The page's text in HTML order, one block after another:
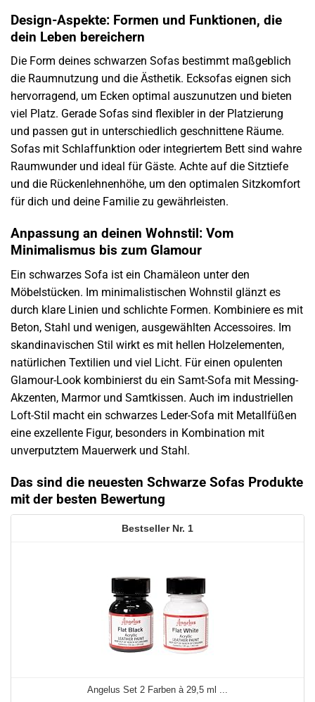
Design-Aspekte: Formen und Funktionen, die
dein Leben bereichern
Die Form deines schwarzen Sofas bestimmt maßgeblich
die Raumnutzung und die Ästhetik. Ecksofas eignen sich
hervorragend, um Ecken optimal auszunutzen und bieten
viel Platz. Gerade Sofas sind flexibler in der Platzierung
und passen gut in unterschiedlich geschnittene Räume.
Sofas mit Schlaffunktion oder integriertem Bett sind wahre
Raumwunder und ideal für Gäste. Achte auf die Sitztiefe
und die Rückenlehnenhöhe, um den optimalen Sitzkomfort
für dich und deine Familie zu gewährleisten.
Anpassung an deinen Wohnstil: Vom
Minimalismus bis zum Glamour
Ein schwarzes Sofa ist ein Chamäleon unter den
Möbelstücken. Im minimalistischen Wohnstil glänzt es
durch klare Linien und schlichte Formen. Kombiniere es mit
Beton, Stahl und wenigen, ausgewählten Accessoires. Im
skandinavischen Stil wirkt es mit hellen Holzelementen,
natürlichen Textilien und viel Licht. Für einen opulenten
Glamour-Look kombinierst du ein Samt-Sofa mit Messing-
Akzenten, Marmor und Samtkissen. Auch im industriellen
Loft-Stil macht ein schwarzes Leder-Sofa mit Metallfüßen
eine exzellente Figur, besonders in Kombination mit
unverputztem Mauerwerk und Stahl.
Das sind die neuesten Schwarze Sofas Produkte
mit der besten Bewertung
1
Angelus Set 2 Farben à 29,5 ml ...